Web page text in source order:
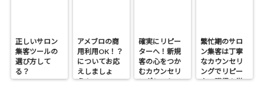
正しいサロン
集客ツールの
選び方して
る？
アメブロの商
用利用OK！？
についてお応
えしましょ
う！
確実にリピー
ターへ！新規
客の心をつか
むカウンセリ
ングシートの
繁忙期のサロ
ン集客は丁寧
なカウンセリ
ングでリピー
ター獲得！覚